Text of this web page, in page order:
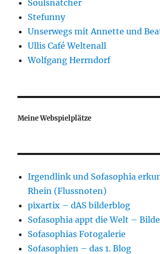
Soulsnatcher
Stefunny
Unserwegs mit Annette und
Ullis Café Weltenall
Wolfgang Herrndorf
Meine Webspielplätze
Irgendlink und Sofasophia
Rhein (Flussnoten)
pixartix – dAS bilderblog
Sofasophia appt die Welt –
Sofasophias Fotogalerie
Sofasophien – das 1. Blog